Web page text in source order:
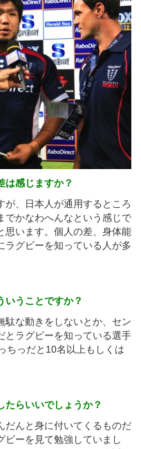
は感じますか？
が、日本人が通用するところ
でかなわへんなという感じで
思います。個人の差、身体能
ラグビーを知っている人が多
いうことですか？
駄な動きをしないとか、セン
とラグビーを知っている選手
ちっだと10名以上もしくは
たらいいでしょうか？
だんと身に付いてくるものだ
ビーを見て勉強していまし